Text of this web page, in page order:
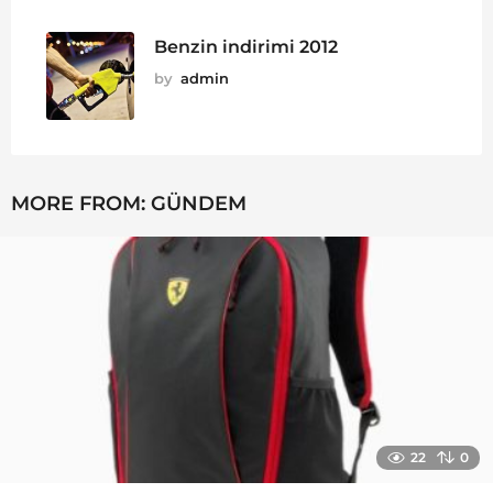
Benzin indirimi 2012
by admin
MORE FROM: GÜNDEM
22 0